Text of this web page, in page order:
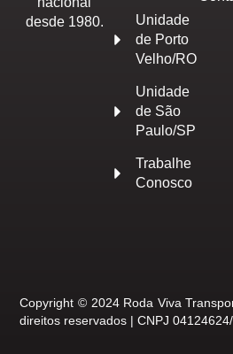
desde 1980.
Unidade
de Porto
Velho/RO
Unidade
de São
Paulo/SP
Trabalhe
Conosco
Copyright © 2024 Roda Viva
direitos reservados | CNPJ